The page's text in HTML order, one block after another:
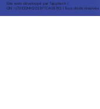
Site web développé par Tajuptech |
CIN : U73100MH2023PTC408782 | Tous droits réservés.